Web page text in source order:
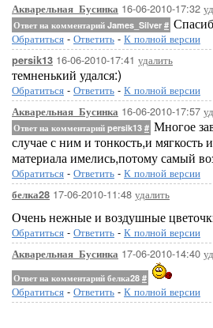
Акварельная_Бусинка 16-06-2010-17:32
Ответ на комментарий James_Silver #
Обратиться - Ответить - К полной версии
persik13 16-06-2010-17:41 удалить
темненький удался:)
Обратиться - Ответить - К полной версии
Акварельная_Бусинка 16-06-2010-17:57
Ответ на комментарий persik13 # Многое
случае с ним и тонкость,и мягкость
материала имелись,потому самый
Обратиться - Ответить - К полной версии
белка28 17-06-2010-11:48 удалить
Очень нежные и воздушные
Обратиться - Ответить - К полной версии
Акварельная_Бусинка 17-06-2010-14:40
Ответ на комментарий белка28 #
Обратиться - Ответить - К полной версии